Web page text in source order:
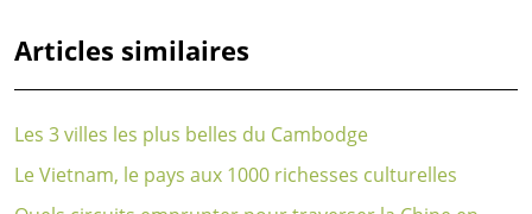
Articles similaires
Les 3 villes les plus belles du Cambodge
Le Vietnam, le pays aux 1000 richesses culturelles